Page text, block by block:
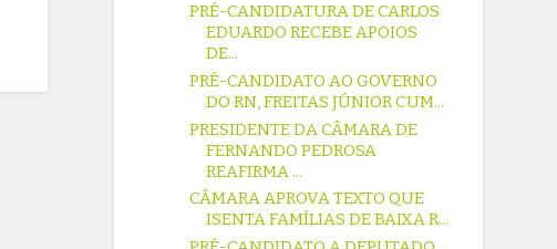
PRÉ-CANDIDATURA DE CARLOS
EDUARDO RECEBE APOIOS
DE...
PRÉ-CANDIDATO AO GOVERNO
DO RN, FREITAS JÚNIOR CUM...
PRESIDENTE DA CÂMARA DE
FERNANDO PEDROSA
REAFIRMA ...
CÂMARA APROVA TEXTO QUE
ISENTA FAMÍLIAS DE BAIXA R...